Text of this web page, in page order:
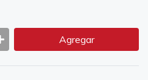
Agregar